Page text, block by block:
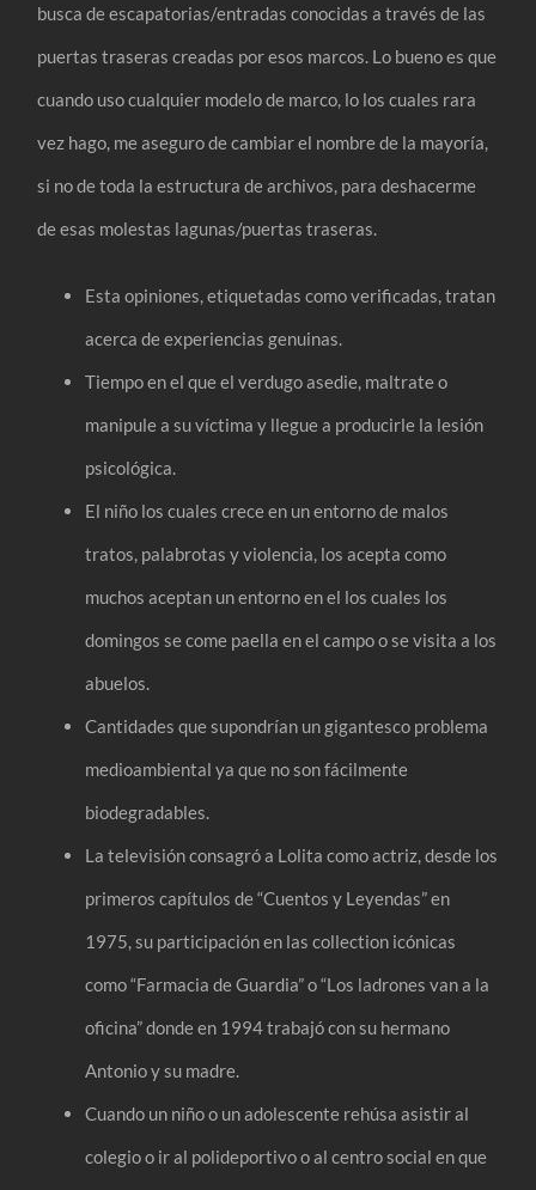
busca de escapatorias/entradas conocidas a través de las
puertas traseras creadas por esos marcos. Lo bueno es que
cuando uso cualquier modelo de marco, lo los cuales rara
vez hago, me aseguro de cambiar el nombre de la mayoría,
si no de toda la estructura de archivos, para deshacerme
de esas molestas lagunas/puertas traseras.
Esta opiniones, etiquetadas como verificadas, tratan
acerca de experiencias genuinas.
Tiempo en el que el verdugo asedie, maltrate o
manipule a su víctima y llegue a producirle la lesión
psicológica.
El niño los cuales crece en un entorno de malos
tratos, palabrotas y violencia, los acepta como
muchos aceptan un entorno en el los cuales los
domingos se come paella en el campo o se visita a los
abuelos.
Cantidades que supondrían un gigantesco problema
medioambiental ya que no son fácilmente
biodegradables.
La televisión consagró a Lolita como actriz, desde los
primeros capítulos de “Cuentos y Leyendas” en
1975, su participación en las collection icónicas
como “Farmacia de Guardia” o “Los ladrones van a la
oficina” donde en 1994 trabajó con su hermano
Antonio y su madre.
Cuando un niño o un adolescente rehúsa asistir al
colegio o ir al polideportivo o al centro social en que